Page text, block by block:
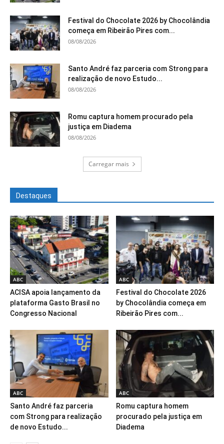
Festival do Chocolate 2026 by Chocolândia
começa em Ribeirão Pires com...
08/08/2026
Santo André faz parceria com Strong para
realização de novo Estudo...
08/08/2026
Romu captura homem procurado pela
justiça em Diadema
08/08/2026
Carregar mais
Destaques
ABC
ACISA apoia lançamento da
plataforma Gasto Brasil no
Congresso Nacional
ABC
Festival do Chocolate 2026
by Chocolândia começa em
Ribeirão Pires com...
ABC
Santo André faz parceria
com Strong para realização
de novo Estudo...
ABC
Romu captura homem
procurado pela justiça em
Diadema